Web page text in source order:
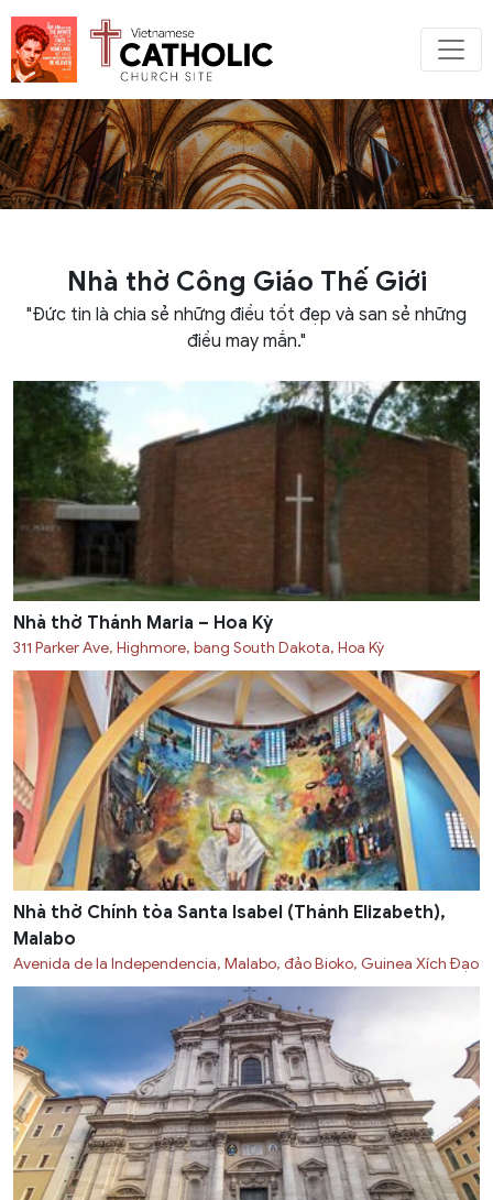
Nhà thờ Công Giáo Thế Giới
"Đức tin là chia sẻ những điều tốt đẹp và san sẻ những
điều may mắn."
Nhà thờ Thánh Maria – Hoa Kỳ
311 Parker Ave, Highmore, bang South Dakota, Hoa Kỳ
Nhà thờ Chính tòa Santa Isabel (Thánh Elizabeth),
Malabo
Avenida de la Independencia, Malabo, đảo Bioko, Guinea Xích Đạo